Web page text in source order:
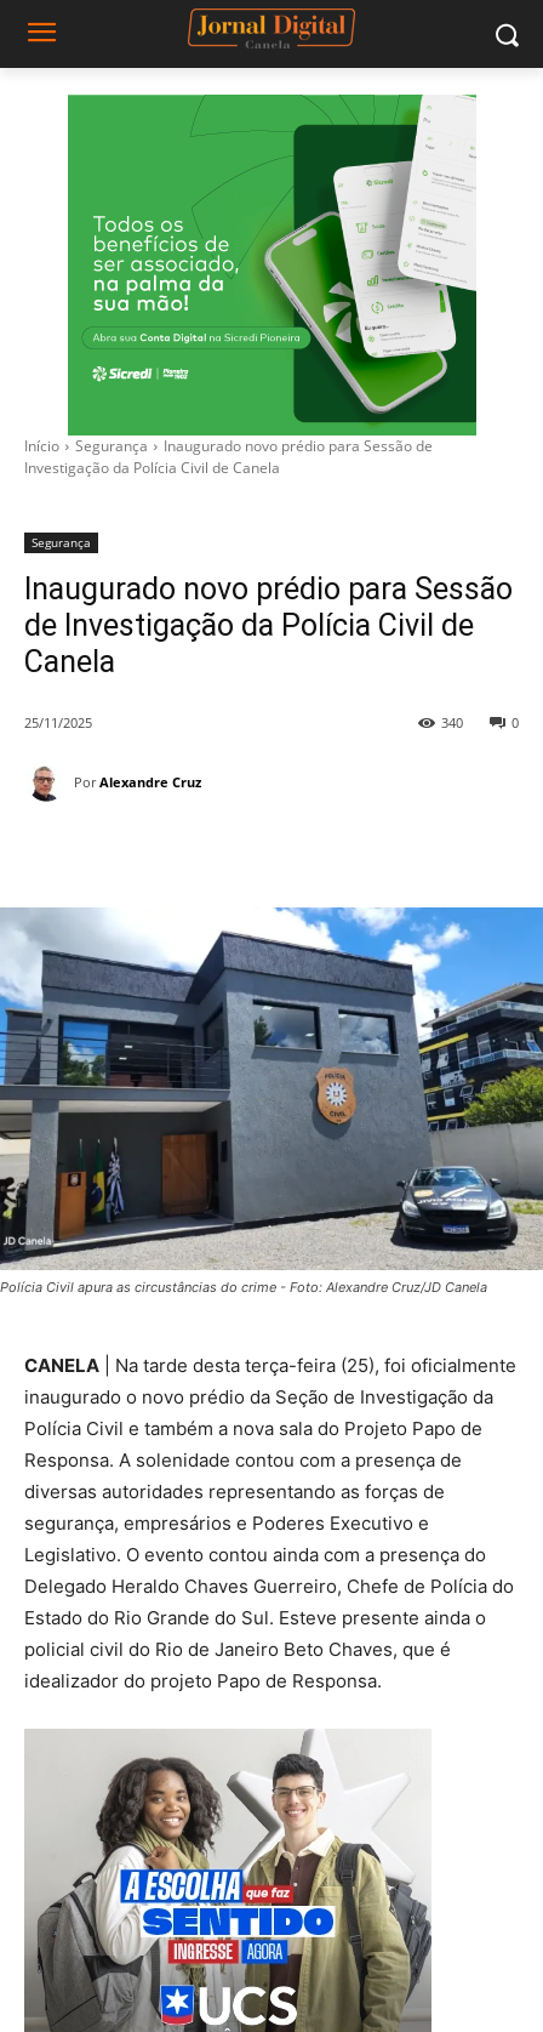
Início Segurança
Inaugurado novo prédio para Sessão de
Investigação da Polícia Civil de Canela
Segurança
Inaugurado novo prédio para Sessão
de Investigação da Polícia Civil de
Canela
25/11/2025 0
340
Por Alexandre Cruz
Polícia Civil apura as circustâncias do crime - Foto: Alexandre Cruz/JD Canela
CANELA | Na tarde desta terça-feira (25), foi oficialmente
inaugurado o novo prédio da Seção de Investigação da
Polícia Civil e também a nova sala do Projeto Papo de
Responsa. A solenidade contou com a presença de
diversas autoridades representando as forças de
segurança, empresários e Poderes Executivo e
Legislativo. O evento contou ainda com a presença do
Delegado Heraldo Chaves Guerreiro, Chefe de Polícia do
Estado do Rio Grande do Sul. Esteve presente ainda o
policial civil do Rio de Janeiro Beto Chaves, que é
idealizador do projeto Papo de Responsa.